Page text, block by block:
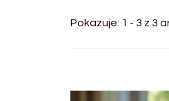
Pokazuje: 1 - 3 z 3